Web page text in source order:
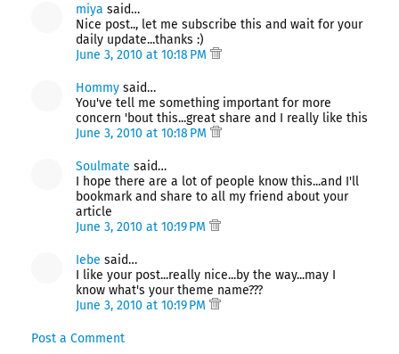
miya said…
Nice post.., let me subscribe this and wait for your
daily update...thanks :)
June 3, 2010 at 10:18 PM
Hommy said…
You've tell me something important for more
concern 'bout this...great share and I really like this
June 3, 2010 at 10:18 PM
Soulmate said…
I hope there are a lot of people know this...and I'll
bookmark and share to all my friend about your
article
June 3, 2010 at 10:19 PM
Iebe said…
I like your post...really nice...by the way...may I
know what's your theme name???
June 3, 2010 at 10:19 PM
Post a Comment